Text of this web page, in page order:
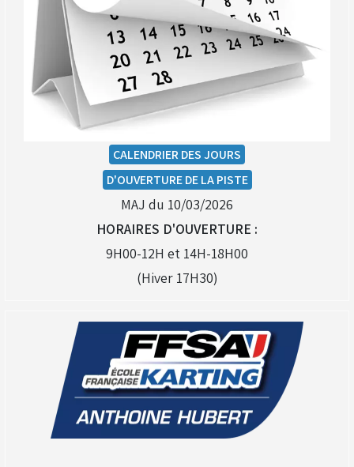
CALENDRIER DES JOURS
D'OUVERTURE DE LA PISTE
MAJ du 10/03/2026
HORAIRES D'OUVERTURE :
9H00-12H et 14H-18H00
(Hiver 17H30)
sur le circuit